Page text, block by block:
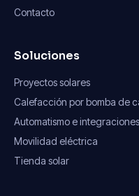
Contacto
Soluciones
Proyectos solares
Calefacción por bomba de
Automatismo e integraciones
Movilidad eléctrica
Tienda solar